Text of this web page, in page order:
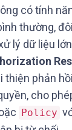
có tính
thường,
lý dữ liệu
thiện phản
cho
Policy